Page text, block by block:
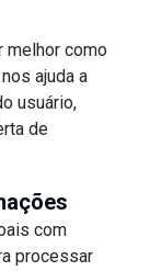
melhor como
ajuda a
usuário,
de
com
processar